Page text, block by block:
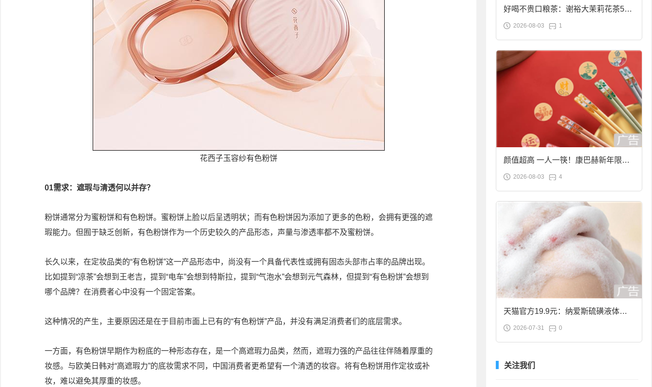
花西子玉容纱有色粉饼
01需求： 遮瑕与清透何以并存？
粉饼通常分为蜜粉饼和有色粉饼。蜜粉饼上脸以后呈透明状；而有色粉饼因为添加了更多的色粉，会拥有更强的遮
瑕能力。但囿于缺乏创新，有色粉饼作为一个历史较久的产品形态，声量与渗透率都不及蜜粉饼。
长久以来，在定妆品类的“有色粉饼”这一产品形态中，尚没有一个具备代表性或拥有固态头部市占率的品牌出现。
比如提到“凉茶”会想到王老吉，提到“电车”会想到特斯拉，提到“气泡水”会想到元气森林，但提到“有色粉饼”会想到
哪个品牌？在消费者心中没有一个固定答案。
这种情况的产生，主要原因还是在于目前市面上已有的“有色粉饼”产品，并没有满足消费者们的底层需求。
一方面，有色粉饼早期作为粉底的一种形态存在，是一个高遮瑕力品类，然而，遮瑕力强的产品往往伴随着厚重的
妆感。与欧美日韩对“高遮瑕力”的底妆需求不同，中国消费者更希望有一个清透的妆容。将有色粉饼用作定妆或补
妆，难以避免其厚重的妆感。
好喝不贵口粮茶：谢裕大茉莉花茶50g
袋装9.9元到手
2026-08-03 1
颜值超高 一人一筷！康巴赫新年限定
合金筷子大促：19.9元
2026-08-03 4
天猫官方19.9元：纳爱斯硫磺液体香
皂2斤大促
2026-07-31 0
关注我们